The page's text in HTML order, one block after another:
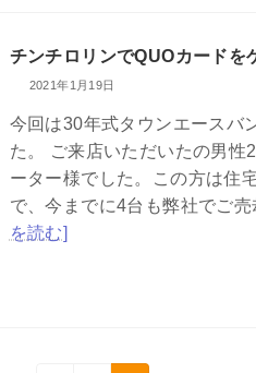
チンチロリンでQUOカードを
2021年1月19日
今回は30年式タウンエースバ
た。 ご来店いただいたの男性
ーター様でした。この方は住
で、今までに4台も弊社でご
を読む]